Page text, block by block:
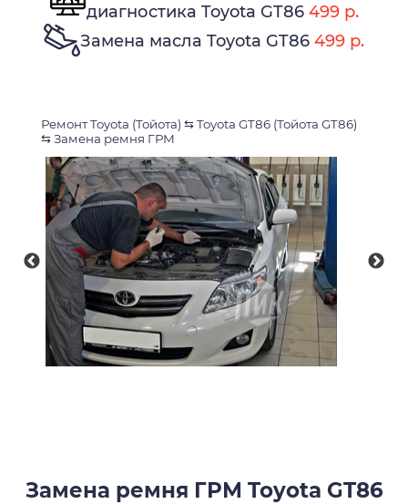
диагностика Toyota GT86 499 р.
Замена масла Toyota GT86 499 р.
Ремонт Toyota (Тойота) ⇆Toyota GT86 (Тойота GT86)
⇆Замена ремня ГРМ
Замена ремня ГРМ Toyota GT86